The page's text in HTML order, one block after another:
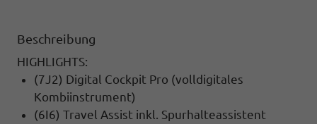
Beschreibung
HIGHLIGHTS:
(7J2) Digital Cockpit Pro (volldigitales
Kombiinstrument)
(6I6) Travel Assist inkl. Spurhalteassistent